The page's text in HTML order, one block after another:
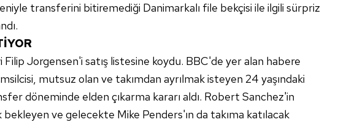
transferini bitiremediği Danimarkalı file bekçisi ile ilgili sürpriz
Filip Jorgensen'i satış listesine koydu. BBC'de yer alan habere
mutsuz olan ve takımdan ayrılmak isteyen 24 yaşındaki
döneminde elden çıkarma kararı aldı. Robert Sanchez'in
bekleyen ve gelecekte Mike Penders'ın da takıma katılacak